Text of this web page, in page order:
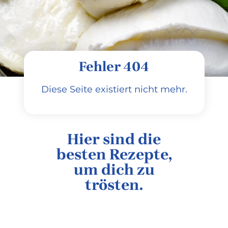
Fehler 404
Diese Seite existiert nicht mehr.
Hier sind die
besten Rezepte,
um dich zu
trösten.